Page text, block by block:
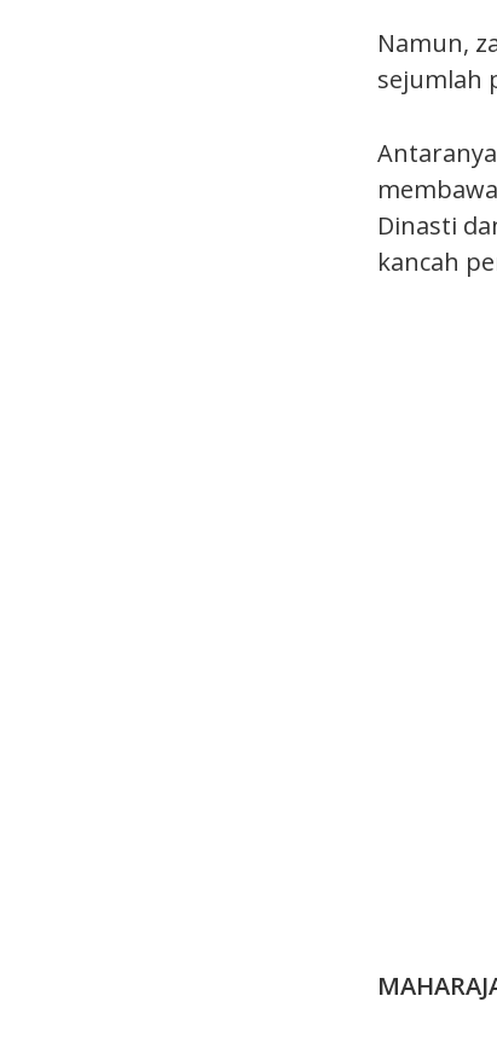
Namun,
sejumlah
Dinasti
kancah